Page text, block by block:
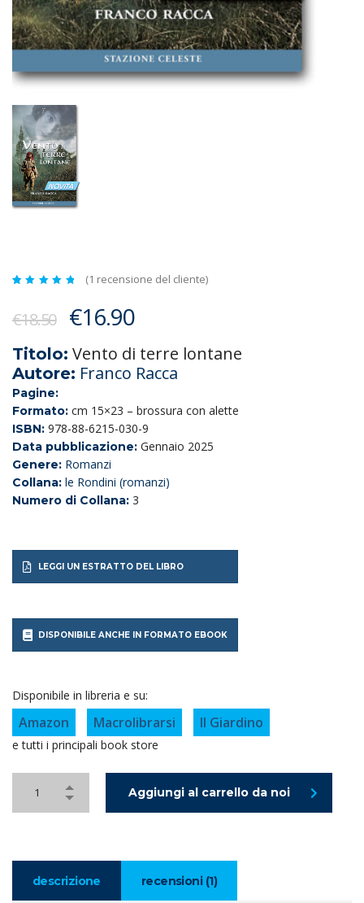
su
(1 recensione del cliente)
€18.50 Il
originale
era:
€18.50.
€16.90Il
attuale
è:
€16.90.
Titolo: Vento di terre lontane
Autore: Franco Racca
Pagine:
Formato: cm 15×23 – brossura con alette
ISBN: 978-88-6215-030-9
Data pubblicazione: Gennaio 2025
Genere: Romanzi
Collana: le Rondini (romanzi)
Numero di Collana: 3
LEGGI UN ESTRATTO DEL LIBRO
DISPONIBILE ANCHE IN FORMATO EBOOK
Disponibile in libreria e su:
Amazon Macrolibrarsi Il Giardino
e tutti i principali book store
Aggiungi al carrello da noi
descrizione recensioni (1)